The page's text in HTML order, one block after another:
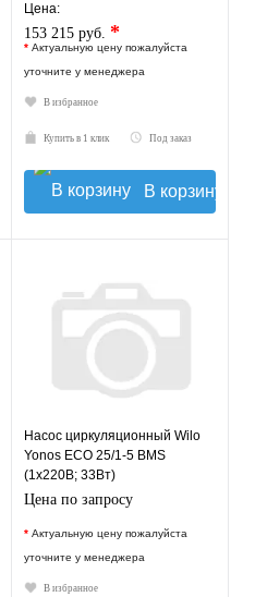
Цена:
153 215 руб. *
* Актуальную цену пожалуйста
уточните у менеджера
В избранное
Купить в 1 клик Под заказ
В корзину
Насос циркуляционный Wilo
Yonos ECO 25/1-5 BMS
(1х220В; 33Вт)
Цена по запросу
* Актуальную цену пожалуйста
уточните у менеджера
В избранное